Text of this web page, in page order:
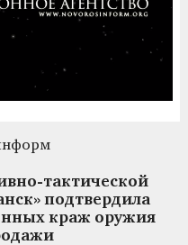
тактической
подтвердила
краж оружия